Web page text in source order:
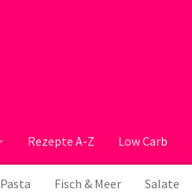
Rezepte A-Z Low Carb
Pasta Fisch & Meer Salate